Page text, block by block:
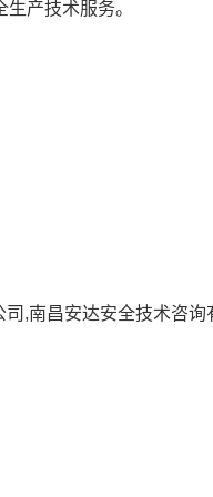
产技术服务。
,南昌安达安全技术咨